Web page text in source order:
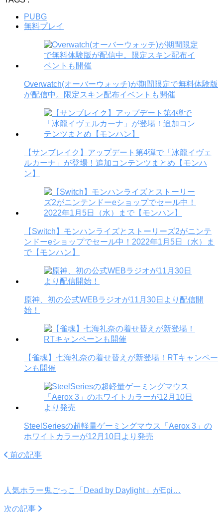
PUBG
無料プレイ
Overwatch(オーバーウォッチ)が期間限定で無料体験版
が配信中。限定スキン配布イベントも開催
【サンブレイク】アップデート第4弾で「冰龍イヴェ
ルカーナ」が登場！追加コンテンツまとめ【モンハ
ン】
【Switch】モンハンライズとストーリーズ2がニンテ
ンドーeショップでセール中！2022年1月5日（水）ま
で【モンハン】
原神、初の公式WEBラジオが11月30日より配信開
始！
【雀魂】七海礼奈の着せ替えが新登場！RTキャンペー
ンも開催
SteelSeriesの超軽量ゲーミングマウス「Aerox 3」の
ホワイトカラーが12月10日より発売
前の記事
人気ホラー鬼ごっこ「Dead by Daylight」がEpi…
次の記事